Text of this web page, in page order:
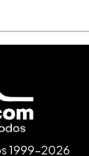
1999-2026